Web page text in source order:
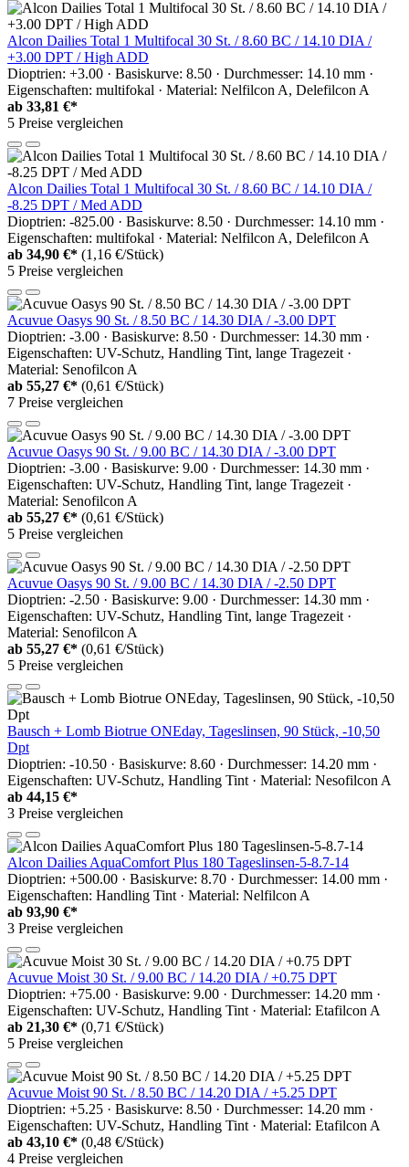
Alcon Dailies Total 1 Multifocal 30 St. / 8.60 BC / 14.10 DIA /
+3.00 DPT / High ADD
Dioptrien: +3.00 · Basiskurve: 8.50 · Durchmesser: 14.10 mm ·
Eigenschaften: multifokal · Material: Nelfilcon A, Delefilcon A
ab 33,81 €*
5 Preise vergleichen
Alcon Dailies Total 1 Multifocal 30 St. / 8.60 BC / 14.10 DIA /
-8.25 DPT / Med ADD
Dioptrien: -825.00 · Basiskurve: 8.50 · Durchmesser: 14.10 mm ·
Eigenschaften: multifokal · Material: Nelfilcon A, Delefilcon A
ab 34,90 €* (1,16 €/Stück)
5 Preise vergleichen
Acuvue Oasys 90 St. / 8.50 BC / 14.30 DIA / -3.00 DPT
Dioptrien: -3.00 · Basiskurve: 8.50 · Durchmesser: 14.30 mm ·
Eigenschaften: UV-Schutz, Handling Tint, lange Tragezeit ·
Material: Senofilcon A
ab 55,27 €* (0,61 €/Stück)
7 Preise vergleichen
Acuvue Oasys 90 St. / 9.00 BC / 14.30 DIA / -3.00 DPT
Dioptrien: -3.00 · Basiskurve: 9.00 · Durchmesser: 14.30 mm ·
Eigenschaften: UV-Schutz, Handling Tint, lange Tragezeit ·
Material: Senofilcon A
ab 55,27 €* (0,61 €/Stück)
5 Preise vergleichen
Acuvue Oasys 90 St. / 9.00 BC / 14.30 DIA / -2.50 DPT
Dioptrien: -2.50 · Basiskurve: 9.00 · Durchmesser: 14.30 mm ·
Eigenschaften: UV-Schutz, Handling Tint, lange Tragezeit ·
Material: Senofilcon A
ab 55,27 €* (0,61 €/Stück)
5 Preise vergleichen
Bausch + Lomb Biotrue ONEday, Tageslinsen, 90 Stück, -10,50
Dpt
Dioptrien: -10.50 · Basiskurve: 8.60 · Durchmesser: 14.20 mm ·
Eigenschaften: UV-Schutz, Handling Tint · Material: Nesofilcon A
ab 44,15 €*
3 Preise vergleichen
Alcon Dailies AquaComfort Plus 180 Tageslinsen-5-8.7-14
Dioptrien: +500.00 · Basiskurve: 8.70 · Durchmesser: 14.00 mm ·
Eigenschaften: Handling Tint · Material: Nelfilcon A
ab 93,90 €*
3 Preise vergleichen
Acuvue Moist 30 St. / 9.00 BC / 14.20 DIA / +0.75 DPT
Dioptrien: +75.00 · Basiskurve: 9.00 · Durchmesser: 14.20 mm ·
Eigenschaften: UV-Schutz, Handling Tint · Material: Etafilcon A
ab 21,30 €* (0,71 €/Stück)
5 Preise vergleichen
Acuvue Moist 90 St. / 8.50 BC / 14.20 DIA / +5.25 DPT
Dioptrien: +5.25 · Basiskurve: 8.50 · Durchmesser: 14.20 mm ·
Eigenschaften: UV-Schutz, Handling Tint · Material: Etafilcon A
ab 43,10 €* (0,48 €/Stück)
4 Preise vergleichen